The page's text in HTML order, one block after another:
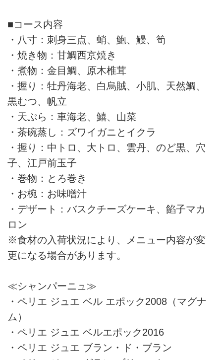
■コース内容
・八寸：刺身三点、蛸、鮑、鰻、筍
・焼き物：甘鯛西京焼き
・煮物：金目鯛、原木椎茸
・握り：牡丹海老、白烏賊、小肌、天然鯛、
黒むつ、帆立
・天ぷら：車海老、鱚、山菜
・茶碗蒸し：ズワイガニとイクラ
・握り：中トロ、大トロ、雲丹、のど黒、穴
子、江戸前玉子
・巻物：とろ巻き
・お椀：お味噌汁
・デザート：バスクチーズケーキ、餡子マカ
ロン
※食材の入荷状況により、メニュー内容が変
更になる場合があります。
≪シャンパーニュ≫
・ペリエ ジュエ ベル エポック2008（マグナ
ム）
・ペリエ ジュエ ベルエポック2016
・ペリエ ジュエ ブラン・ド・ブラン